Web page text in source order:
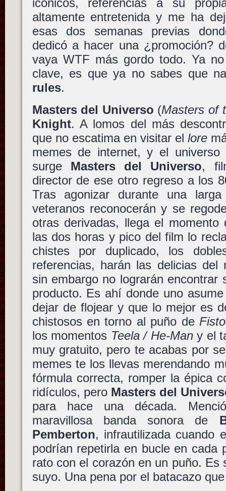
icónicos, referencias a su
altamente entretenida y me ha
esas dos semanas previas
dedicó a hacer una ¿promoción?
vaya WTF más gordo todo. Ya
clave, es que ya no sabes que
rules.
Masters del Universo (Masters of
Knight. A lomos del más
que no escatima en visitar el lore
memes de internet, y el universo
surge Masters del Universo,
director de ese otro regreso a los
Tras agonizar durante una
veteranos reconocerán y se
otras derivadas, llega el momento
las dos horas y pico del film lo
chistes por duplicado, los
referencias, harán las delicias del
sin embargo no lograrán
producto. Es ahí donde uno
dejar de flojear y que lo mejor es
chistosos en torno al puño de Fisto
los momentos Teela / He-Many el
muy gratuito, pero te acabas por
memes te los llevas merendando
fórmula correcta, romper la épica
ridículos, pero Masters del
para hace una década.
maravillosa banda sonora de
Pemberton, infrautilizada cuando
podrían repetirla en bucle en cada
rato con el corazón en un puño. Es
suyo. Una pena por el batacazo